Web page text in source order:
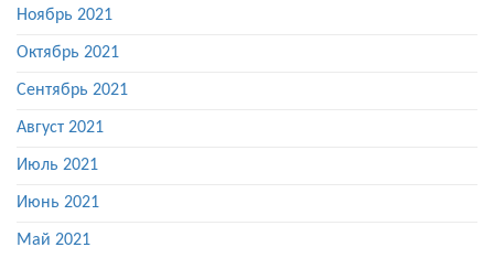
Ноябрь 2021
Октябрь 2021
Сентябрь 2021
Август 2021
Июль 2021
Июнь 2021
Май 2021